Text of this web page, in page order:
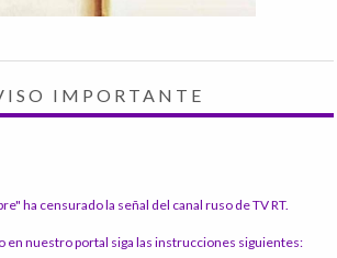
IMPORTANTE
ha censurado la señal del canal ruso de TV RT.
en nuestro portal siga las instrucciones siguientes: